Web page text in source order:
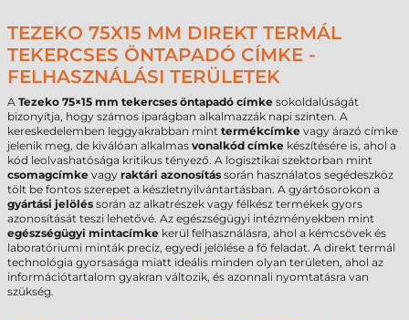
TEZEKO 75X15 MM DIREKT TERMÁL
TEKERCSES ÖNTAPADÓ CÍMKE -
FELHASZNÁLÁSI TERÜLETEK
A Tezeko 75×15 mm tekercses öntapadó címke sokoldalúságát
bizonyítja, hogy számos iparágban alkalmazzák napi szinten. A
kereskedelemben leggyakrabban mint termékcímke vagy árazó címke
jelenik meg, de kiválóan alkalmas vonalkód címke készítésére is, ahol a
kód leolvashatósága kritikus tényező. A logisztikai szektorban mint
csomagcímke vagy raktári azonosítás során használatos segédeszköz
tölt be fontos szerepet a készletnyilvántartásban. A gyártósorokon a
gyártási jelölés során az alkatrészek vagy félkész termékek gyors
azonosítását teszi lehetővé. Az egészségügyi intézményekben mint
egészségügyi mintacímke kerül felhasználásra, ahol a kémcsövek és
laboratóriumi minták precíz, egyedi jelölése a fő feladat. A direkt termál
technológia gyorsasága miatt ideális minden olyan területen, ahol az
információtartalom gyakran változik, és azonnali nyomtatásra van
szükség.